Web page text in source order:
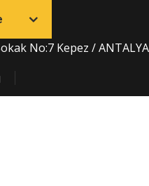
No:7 Kepez / ANTALYA